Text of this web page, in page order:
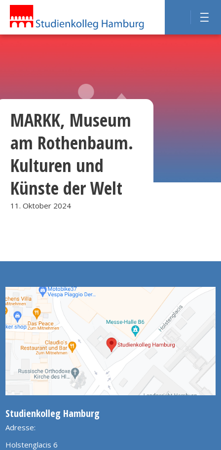
MARKK, Museum
am Rothenbaum.
Kulturen und
Künste der Welt
11. Oktober 2024
Studienkolleg Hamburg
Adresse:
Holstenglacis 6